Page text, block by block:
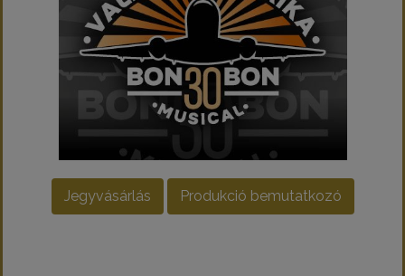
Jegyvásárlás Produkció bemutatkozó